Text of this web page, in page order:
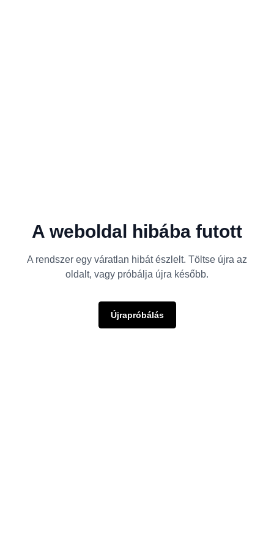
A weboldal hibába futott
A rendszer egy váratlan hibát észlelt. Töltse újra az
oldalt, vagy próbálja újra később.
Újrapróbálás